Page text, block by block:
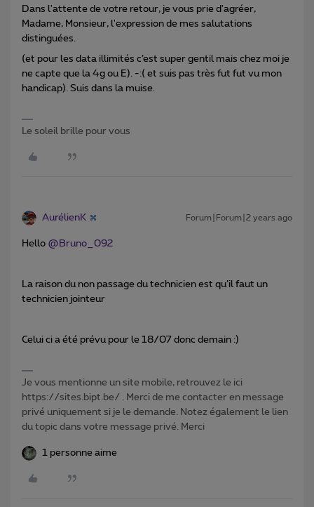
Dans l'attente de votre retour, je vous prie d'agréer,
Madame, Monsieur, l'expression de mes salutations
distinguées.
(et pour les data illimités c’est super gentil mais chez moi je
ne capte que la 4g ou E). -:( et suis pas très fut fut vu mon
handicap). Suis dans la muise.
Le soleil brille pour vous
AurélienK Forum|Forum|2 years ago
Hello @Bruno_092
La raison du non passage du technicien est qu’il faut un
technicien jointeur
Celui ci a été prévu pour le 18/07 donc demain :)
Je vous mentionne un site mobile, retrouvez le ici
https://sites.bipt.be/ . Merci de me contacter en message
privé uniquement si je le demande. Notez également le lien
du topic dans votre message privé. Merci
1 personne aime